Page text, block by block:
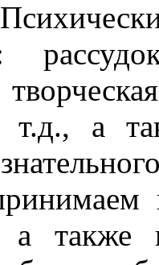
т.д., а
а